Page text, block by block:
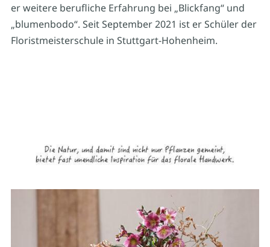
er weitere berufliche Erfahrung bei „Blickfang“ und
„blumenbodo“. Seit September 2021 ist er Schüler der
Floristmeisterschule in Stuttgart-Hohenheim.